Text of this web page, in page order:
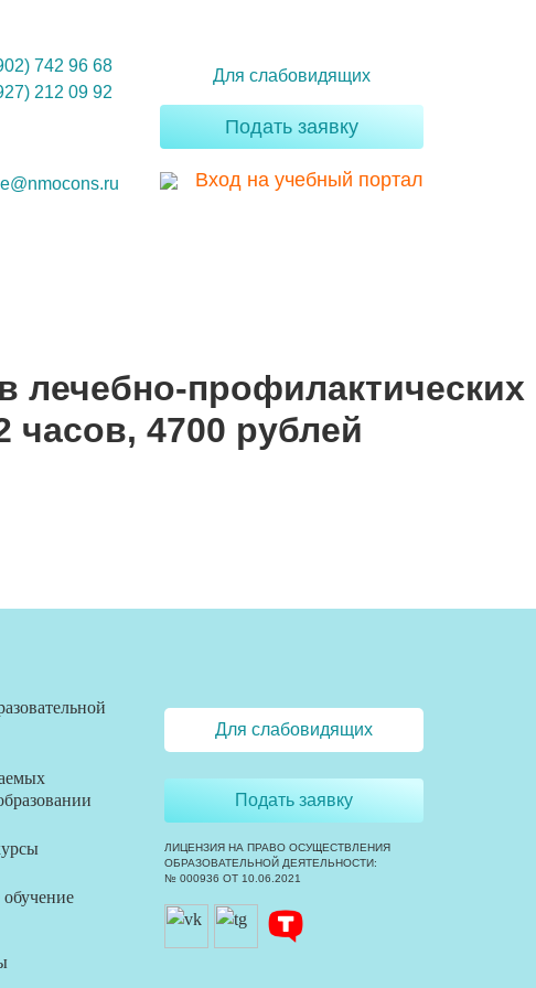
742 96 68
212 09 92
Для слабовидящих
Подать заявку
Вход на учебный портал
лечебно-профилактических
4700 рублей
Для слабовидящих
Подать заявку
ЛИЦЕНЗИЯ НА ПРАВО ОСУЩЕСТВЛЕНИЯ
ОБРАЗОВАТЕЛЬНОЙ ДЕЯТЕЛЬНОСТИ:
№ 000936 ОТ 10.06.2021